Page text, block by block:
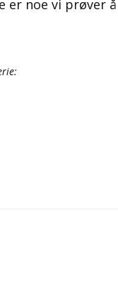
er noe vi prøver å